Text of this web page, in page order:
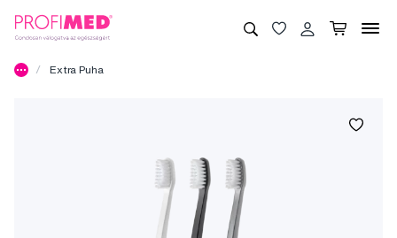
Extra Puha